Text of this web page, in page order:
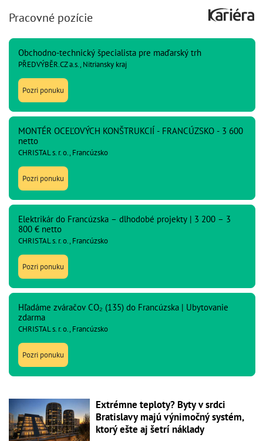
Pracovné pozície
Obchodno-technický špecialista pre maďarský trh
PŘEDVÝBĚR.CZ a.s., Nitriansky kraj
Pozri ponuku
MONTÉR OCEĽOVÝCH KONŠTRUKCIÍ - FRANCÚZSKO - 3 600
netto
CHRISTAL s. r. o., Francúzsko
Pozri ponuku
Elektrikár do Francúzska – dlhodobé projekty | 3 200 – 3
800 € netto
CHRISTAL s. r. o., Francúzsko
Pozri ponuku
Hľadáme zváračov CO₂ (135) do Francúzska | Ubytovanie
zdarma
CHRISTAL s. r. o., Francúzsko
Pozri ponuku
Extrémne teploty? Byty v srdci
Bratislavy majú výnimočný systém,
ktorý ešte aj šetrí náklady